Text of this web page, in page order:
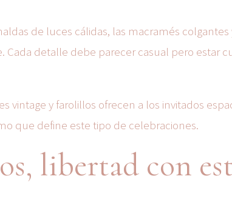
de luces cálidas, las macramés
detalle debe parecer casual pero estar
vintage y farolillos ofrecen a los invitados
que define este tipo de celebraciones.
libertad con